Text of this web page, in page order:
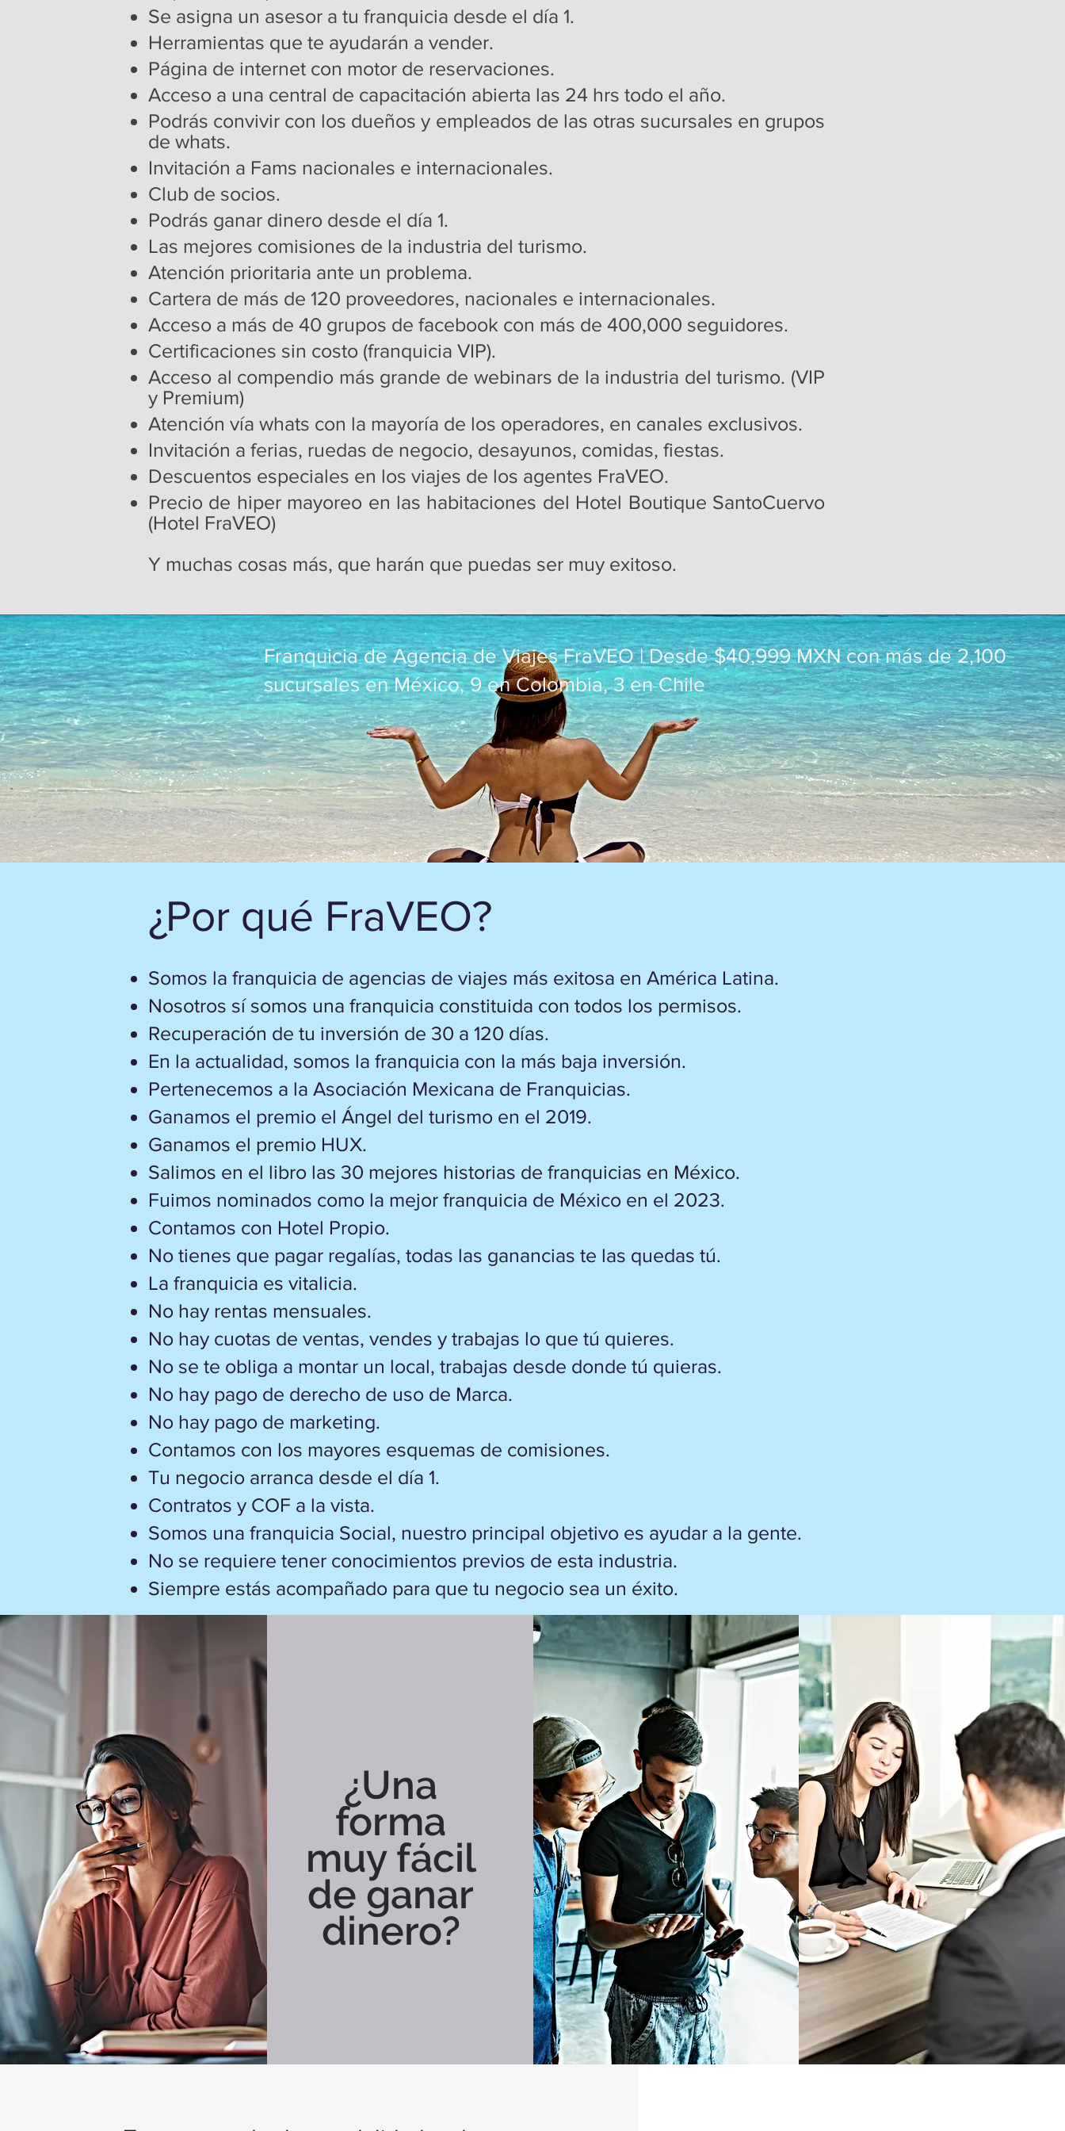
Se asigna un asesor a tu franquicia desde el día 1.
Herramientas que te ayudarán a vender.
Página de internet con motor de reservaciones.
Acceso a una central de capacitación abierta las 24 hrs todo el año.
Podrás convivir con los dueños y empleados de las otras sucursales en grupos
de whats.
Invitación a Fams nacionales e internacionales.
Club de socios.
​Podrás ganar dinero desde el día 1.
Las mejores comisiones de la industria del turismo.
Atención prioritaria ante un problema.
Cartera de más de 120 proveedores, nacionales e internacionales.
Acceso a más de 40 grupos de facebook con más de 400,000 seguidores.
​Certificaciones sin costo (franquicia VIP).
Acceso al compendio más grande de webinars de la industria del turismo. (VIP
y Premium)
Atención vía whats con la mayoría de los operadores, en canales exclusivos.
​Invitación a ferias, ruedas de negocio, desayunos, comidas, fiestas.
Descuentos especiales en los viajes de los agentes FraVEO.
Precio de hiper mayoreo en las habitaciones del Hotel Boutique SantoCuervo
(Hotel FraVEO)
Y muchas cosas más, que harán que puedas ser muy exitoso.
Franquicia de Agencia de Viajes FraVEO | Desde $40,999 MXN con más de 2,100
sucursales en México, 9 en Colombia, 3 en Chile
¿Por qué FraVEO?
Somos la franquicia de agencias de viajes más exitosa en América Latina.​​
Nosotros sí somos una franquicia constituida con todos los permisos.
Recuperación de tu inversión de 30 a 120 días.
En la actualidad, somos la franquicia con la más baja inversión.
Pertenecemos a la Asociación Mexicana de Franquicias.
Ganamos el premio el Ángel del turismo en el 2019.
Ganamos el premio HUX.
Salimos en el libro las 30 mejores historias de franquicias en México.
Fuimos nominados como la mejor franquicia de México en el 2023.
Contamos con Hotel Propio.
No tienes que pagar regalías, todas las ganancias te las quedas tú.
La franquicia es vitalicia.
No hay rentas mensuales.
No hay cuotas de ventas, vendes y trabajas lo que tú quieres.
No se te obliga a montar un local, trabajas desde donde tú quieras.
No hay pago de derecho de uso de Marca.
No hay pago de marketing.
Contamos con los mayores esquemas de comisiones.
Tu negocio arranca desde el día 1.
Contratos y COF a la vista.
Somos una franquicia Social, nuestro principal objetivo es ayudar a la gente.
No se requiere tener conocimientos previos de esta industria.
Siempre estás acompañado para que tu negocio sea un éxito.
¿Una
forma
muy fácil
de ganar
dinero?